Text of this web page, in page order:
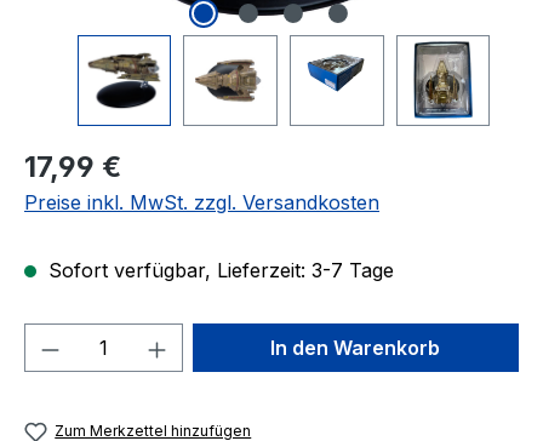
Regulärer Preis:
17,99 €
Preise inkl. MwSt. zzgl. Versandkosten
Sofort verfügbar, Lieferzeit: 3-7 Tage
Produkt Anzahl: Gib denIn den Warenkorb
Zum Merkzettel hinzufügen